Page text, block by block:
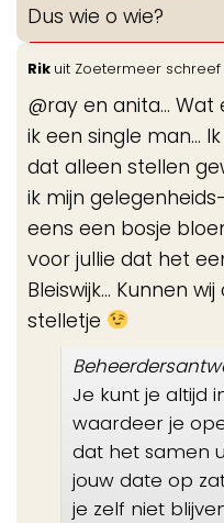
Dus wie o wie?
Rik uit Zoetermeer
@ray en anita...
ik een single man...
dat alleen stellen
ik mijn
eens een bosje
voor jullie dat het
Bleiswijk... Kunnen
stelletje
Je kunt je altijd
waardeer je
dat het samen
jouw date op
je zelf niet